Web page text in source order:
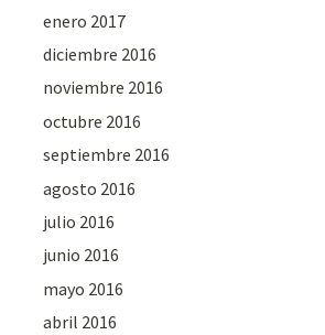
enero 2017
diciembre 2016
noviembre 2016
octubre 2016
septiembre 2016
agosto 2016
julio 2016
junio 2016
mayo 2016
abril 2016